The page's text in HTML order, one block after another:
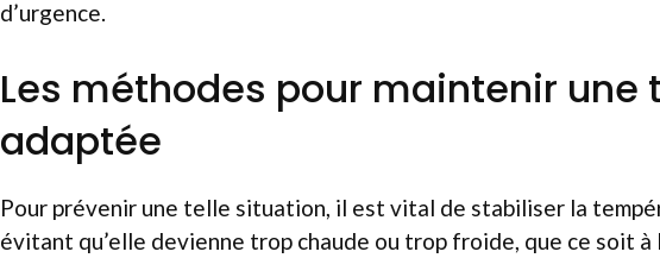
d’urgence.
Les méthodes pour maintenir une
adaptée
Pour prévenir une telle situation, il est vital de stabiliser la
évitant qu’elle devienne trop chaude ou trop froide, que ce soit à